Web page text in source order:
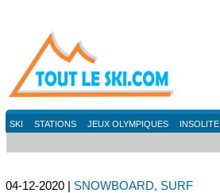
SKI STATIONS JEUX OLYMPIQUES INSOLITE
04-12-2020 | SNOWBOARD, SURF